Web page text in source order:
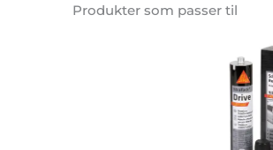
Produkter som passer til